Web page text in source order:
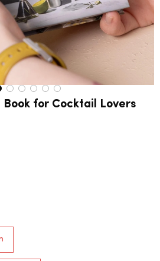
for Cocktail Lovers